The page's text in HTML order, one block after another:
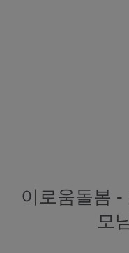
이로움돌봄 -
모